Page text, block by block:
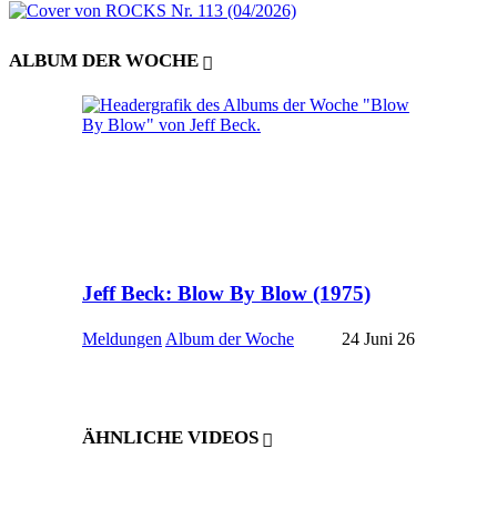
ALBUM DER WOCHE
Jeff Beck: Blow By Blow (1975)
Meldungen Album der Woche 24 Juni 26
ÄHNLICHE VIDEOS